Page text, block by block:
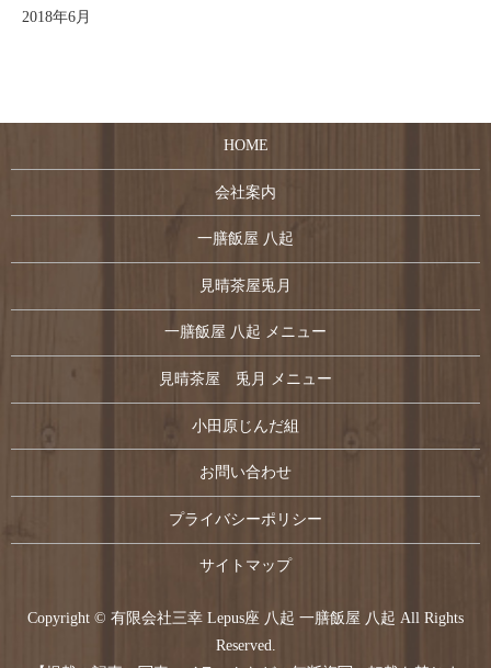
2018年6月
HOME
会社案内
一膳飯屋 八起
見晴茶屋兎月
一膳飯屋 八起 メニュー
見晴茶屋 兎月 メニュー
小田原じんだ組
お問い合わせ
プライバシーポリシー
サイトマップ
Copyright © 有限会社三幸 Lepus座 八起 一膳飯屋 八起 All Rights
Reserved.